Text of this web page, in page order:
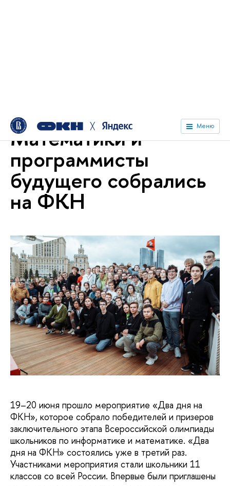
Математики и
программисты
будущего собрались
на ФКН
19–20 июня прошло мероприятие «Два дня на
ФКН», которое собрало победителей и призеров
заключительного этапа Всероссийской олимпиады
школьников по информатике и математике. «Два
дня на ФКН» состоялись уже в третий раз.
Участниками мероприятия стали школьники 11
классов со всей России. Впервые были приглашены